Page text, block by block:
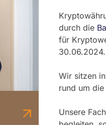
durch die
für
30.06.2024.
Wir sitzen
rund um
Unsere